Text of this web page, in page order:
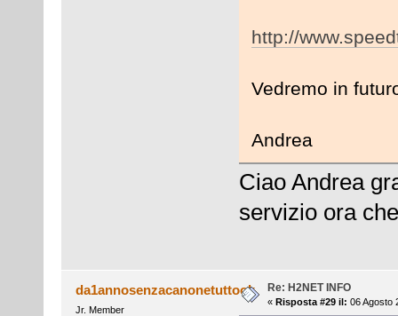
http://
Vedremo in
Andrea
Ciao Andrea
servizio ora
da1annosenzacanonetuttook
Jr. Member
Re: H2NET INFO
« Risposta #29 il: 06 Agosto